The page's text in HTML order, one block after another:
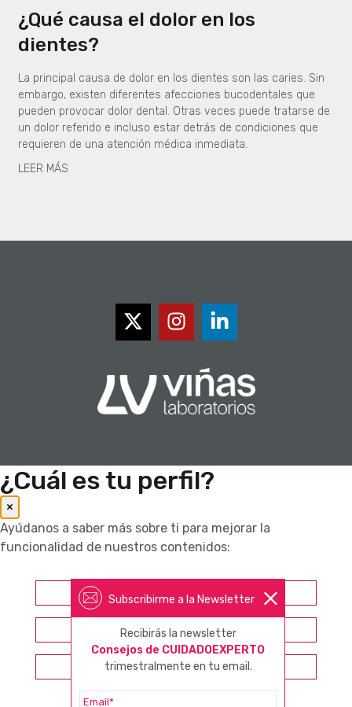
¿Qué causa el dolor en los
dientes?
La principal causa de dolor en los dientes son las caries. Sin
embargo, existen diferentes afecciones bucodentales que
pueden provocar dolor dental. Otras veces puede tratarse de
un dolor referido e incluso estar detrás de condiciones que
requieren de una atención médica inmediata.
LEER MÁS
Subscribirme a la Newsletter
Recibirás la newsletter
Consejos de CUIDADOEXPERTO
trimestralmente en tu email.
¿Cuál es tu perfil?
×
Ayúdanos a saber más sobre ti para mejorar la
funcionalidad de nuestros contenidos:
Farmacéutico
Otros profesionales sanitarios
Consumidor